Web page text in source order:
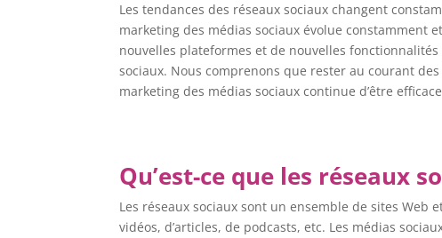
Les tendances des réseaux sociaux changent
marketing des médias sociaux évolue constamment
nouvelles plateformes et de nouvelles
sociaux. Nous comprenons que rester au courant
marketing des médias sociaux continue d’être
Qu’est-ce que les réseaux
Les réseaux sociaux sont un ensemble de sites Web
vidéos, d’articles, de podcasts, etc. Les médias